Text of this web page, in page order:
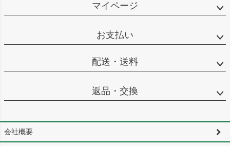
マイページ
お支払い
配送・送料
返品・交換
会社概要